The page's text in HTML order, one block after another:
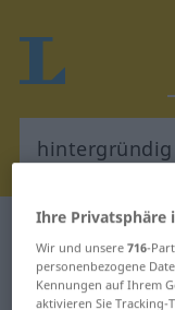
Deutsch-
Deutsch-
Ihre Privatsphäre
Wir und unsere716-
personenbezogene
Kennungen auf Ihrem
aktivieren Sie